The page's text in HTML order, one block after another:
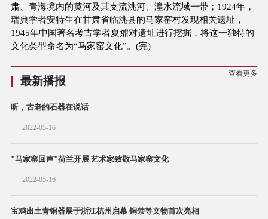
肃、青海境内的黄河及其支流洮河、湟水流域一带；1924年，
瑞典学者安特生在甘肃省临洮县的马家窑村发现相关遗址，
1945年中国著名考古学者夏鼐对遗址进行挖掘，将这一独特的
文化类型命名为“马家窑文化”。(完)
最新播报
查看更多
听，古老的石器在说话
2022-05-16
"马家窑回声"荷兰开展 艺术家致敬马家窑文化
2022-05-16
宝鸡出土青铜器展于浙江杭州启幕 铜禁等文物首次亮相